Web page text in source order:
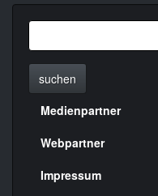
suchen
Menülinks
rechte
Seite
Medienpartner
Webpartner
Impressum